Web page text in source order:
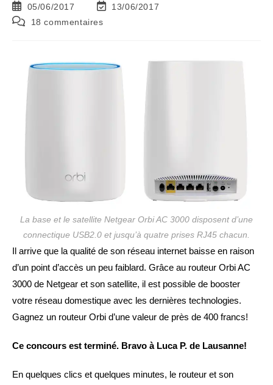
Publication
publiée :
05/06/2017
Dernière
13/06/2017
Commentaires
18 commentaires
La base et le satellite Netgear Orbi AC 3000 disposent d’une
connectique USB2.0 et jusqu’à quatre prises RJ45 chacun.
Il arrive que la qualité de son réseau internet baisse en raison
d’un point d’accès un peu faiblard. Grâce au routeur Orbi AC
3000 de Netgear et son satellite, il est possible de booster
votre réseau domestique avec les dernières technologies.
Gagnez un routeur Orbi d’une valeur de près de 400 francs!
Ce concours est terminé. Bravo à Luca P. de Lausanne!
En quelques clics et quelques minutes, le routeur et son